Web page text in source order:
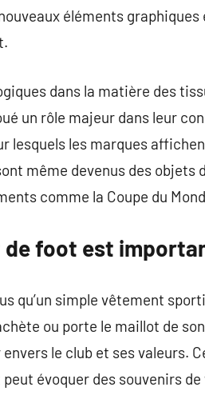
éléments
dans la matière des
un rôle majeur dans leur
lesquels les marques
même devenus des
comme la Coupe du
de foot est
qu’un simple vêtement
ou porte le maillot de
envers le club et ses
évoquer des souvenirs